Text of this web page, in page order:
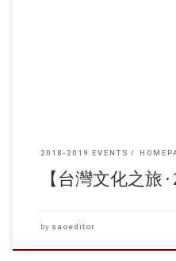
2018-2019 EVENTS
【台灣文化之旅
by saoeditor